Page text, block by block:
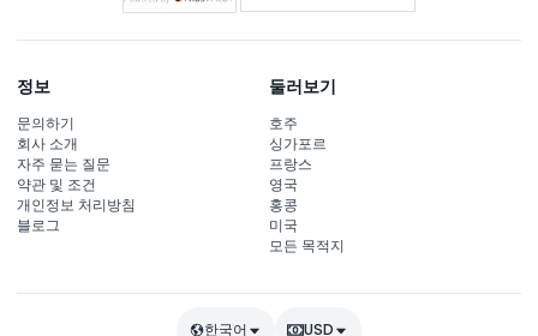
정보
문의하기
회사 소개
자주 묻는 질문
약관 및 조건
개인정보 처리방침
블로그
둘러보기
호주
싱가포르
프랑스
영국
홍콩
미국
모든 목적지
한국어 USD